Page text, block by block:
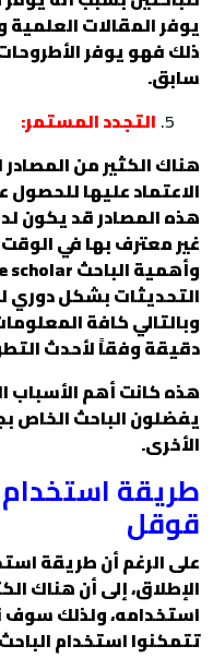
يوفر المقالات العلمية
ذلك فهو يوفر
سابق.
التجدد المستمر:
هناك الكثير من
الاعتماد عليها
هذه المصادر قد يكون
غير معترف بها في
التحديثات بشكل دوري
وبالتالي كافة
دقيقة وفقاً لأحدث
هذه كانت أهم الأسباب
يفضلون الباحث الخاص
الأخرى.
طريقة
قوقل
على الرغم أن طريقة
الإطلاق، إلى أن هناك
استخدامه، ولذلك
تتمكنوا استخدام